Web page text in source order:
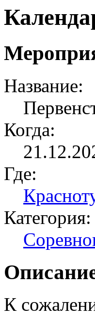
Название:
Когда:
Где:
Категория:
К